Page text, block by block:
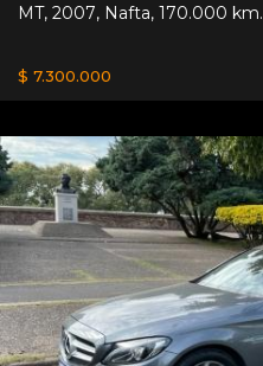
MT, 2007, Nafta, 170.000 km.
$ 7.300.000